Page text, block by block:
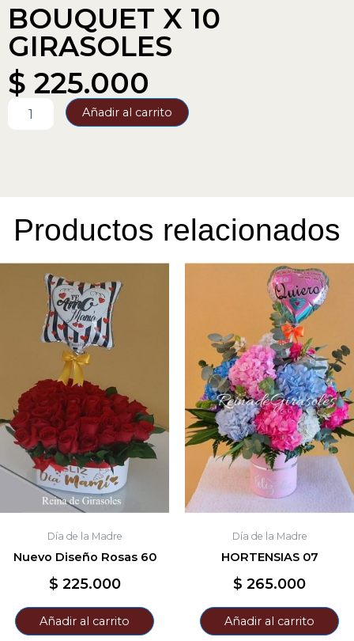
BOUQUET X 10
GIRASOLES
$ 225.000
Añadir al carrito
Productos relacionados
Día de la Madre
Nuevo Diseño Rosas 60
$ 225.000
Añadir al carrito
Día de la Madre
HORTENSIAS 07
$ 265.000
Añadir al carrito